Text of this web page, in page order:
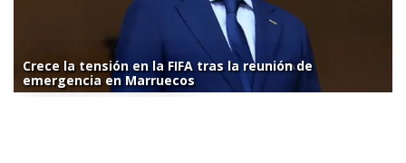
Crece la tensión en la FIFA tras la reunión de
emergencia en Marruecos